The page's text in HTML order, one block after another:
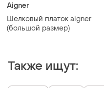
Aigner
Шелковый платок aigner
(большой размер)
Также ищут: